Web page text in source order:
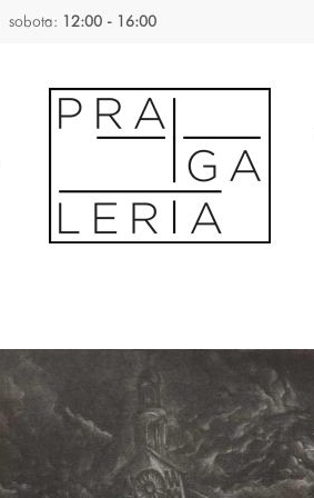
sobota: 12:00 - 16:00